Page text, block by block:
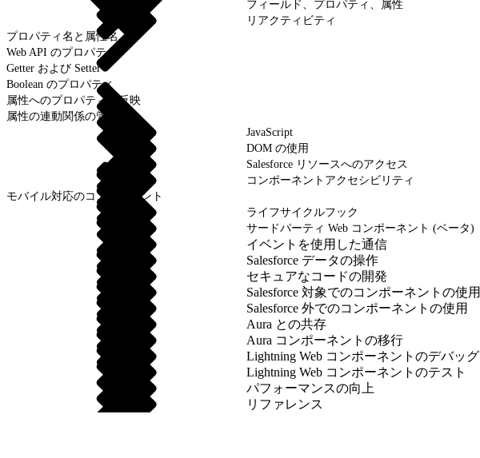
フィールド、プロパティ、属性
リアクティビティ
プロパティ名と属性名
Web API のプロパティ
Getter および Setter
Boolean のプロパティ
属性へのプロパティの反映
属性の連動関係の管理
JavaScript
DOM の使用
Salesforce リソースへのアクセス
コンポーネントアクセシビリティ
モバイル対応のコンポーネント
ライフサイクルフック
サードパーティ Web コンポーネント (ベータ)
イベントを使用した通信
Salesforce データの操作
セキュアなコードの開発
Salesforce 対象でのコンポーネントの使用
Salesforce 外でのコンポーネントの使用
Aura との共存
Aura コンポーネントの移行
Lightning Web コンポーネントのデバッグ
Lightning Web コンポーネントのテスト
パフォーマンスの向上
リファレンス